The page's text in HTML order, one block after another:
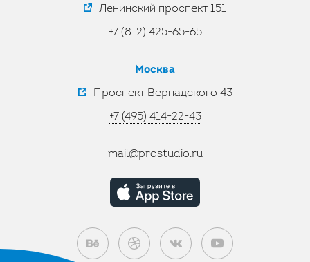
Ленинский проспект 151
+7 (812) 425-65-65
Москва
Проспект Вернадского 43
+7 (495) 414-22-43
mail@prostudio.ru